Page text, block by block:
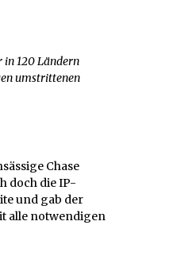
in 120 Ländern
umstrittenen
Chase
doch die IP-
und gab der
alle notwendigen